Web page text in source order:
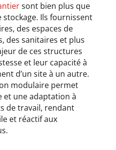
sont bien plus que
stockage. Ils fournissent
des espaces de
des sanitaires et plus
de ces structures
et leur capacité à
d’un site à un autre.
modulaire permet
et une adaptation à
de travail, rendant
et réactif aux